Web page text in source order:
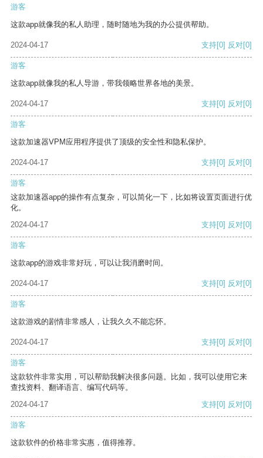
游客
这款app就像我的私人助理，随时随地为我的办公提供帮助。
2024-04-17 支持[0] 反对[0]
游客
这款app就像我的私人导游，带我领略世界各地的美景。
2024-04-17 支持[0] 反对[0]
游客
这款加速器VPM应用程序提供了顶级的安全性和隐私保护。
2024-04-17 支持[0] 反对[0]
游客
这款加速器app的操作有点复杂，可以简化一下，比如将设置页面进行优
化。
2024-04-17
支持[0] 反对[0]
游客
这款app的游戏非常好玩，可以让我消磨时间。
2024-04-17 支持[0] 反对[0]
游客
这款游戏的剧情非常感人，让我久久不能忘怀。
2024-04-17 支持[0] 反对[0]
游客
这款软件非常实用，可以帮助我解决很多问题。比如，我可以使用它来
查找资料、翻译语言、编写代码等。
2024-04-17
支持[0] 反对[0]
游客
这款软件的价格非常实惠，值得推荐。